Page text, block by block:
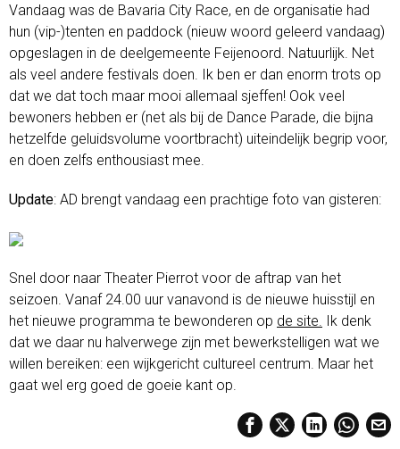
Vandaag was de Bavaria City Race, en de organisatie had
hun (vip-)tenten en paddock (nieuw woord geleerd vandaag)
opgeslagen in de deelgemeente Feijenoord. Natuurlijk. Net
als veel andere festivals doen. Ik ben er dan enorm trots op
dat we dat toch maar mooi allemaal sjeffen! Ook veel
bewoners hebben er (net als bij de Dance Parade, die bijna
hetzelfde geluidsvolume voortbracht) uiteindelijk begrip voor,
en doen zelfs enthousiast mee.
Update: AD brengt vandaag een prachtige foto van gisteren:
Snel door naar Theater Pierrot voor de aftrap van het
seizoen. Vanaf 24.00 uur vanavond is de nieuwe huisstijl en
het nieuwe programma te bewonderen op de site. Ik denk
dat we daar nu halverwege zijn met bewerkstelligen wat we
willen bereiken: een wijkgericht cultureel centrum. Maar het
gaat wel erg goed de goeie kant op.